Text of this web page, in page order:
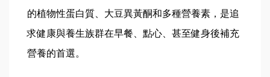
的植物性蛋白質、大豆異黃酮和多種營養素，是追
求健康與養生族群在早餐、點心、甚至健身後補充
營養的首選。